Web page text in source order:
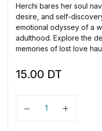
Herchi bares her soul
desire, and self-
emotional odyssey of a
adulthood. Explore the
memories of lost love
15.00 DT
Quantité